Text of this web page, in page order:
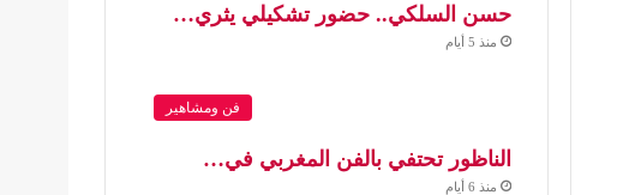
حسن السلكي.. حضور تشكيلي يثري…
منذ 5 أيام
فن ومشاهير
الناظور تحتفي بالفن المغربي في…
منذ 6 أيام